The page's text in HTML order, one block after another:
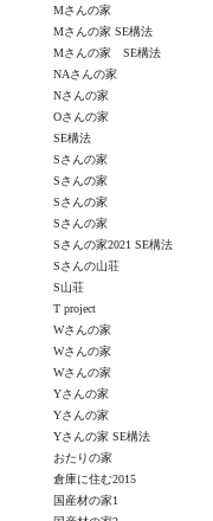
Mさんの家
Mさんの家 SE構法
Mさんの家 SE構法
NAさんの家
Nさんの家
Oさんの家
SE構法
Sさんの家
Sさんの家
Sさんの家
Sさんの家
Sさんの家2021 SE構法
Sさんの山荘
S山荘
T project
Wさんの家
Wさんの家
Wさんの家
Yさんの家
Yさんの家
Yさんの家 SE構法
おたりの家
倉庫に住む2015
国産材の家1